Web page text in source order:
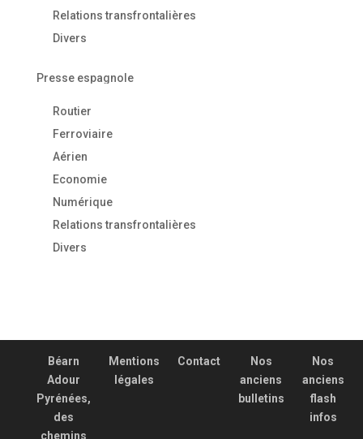
Relations transfrontalières
Divers
Presse espagnole
Routier
Ferroviaire
Aérien
Economie
Numérique
Relations transfrontalières
Divers
Béarn
Adour
Pyrénées,
des
chemins
Mentions
légales
Contact
Nos
anciens
bulletins
Nos
anciens
flash
infos